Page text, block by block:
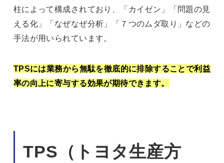
柱によって構成されており、「カイゼン」「問題の見
える化」「なぜなぜ分析」「７つのムダ取り」などの
手法が用いられています。
TPSには業務から無駄を徹底的に排除することで利益
率の向上に寄与する効果が期待できます。
TPS（トヨタ生産方